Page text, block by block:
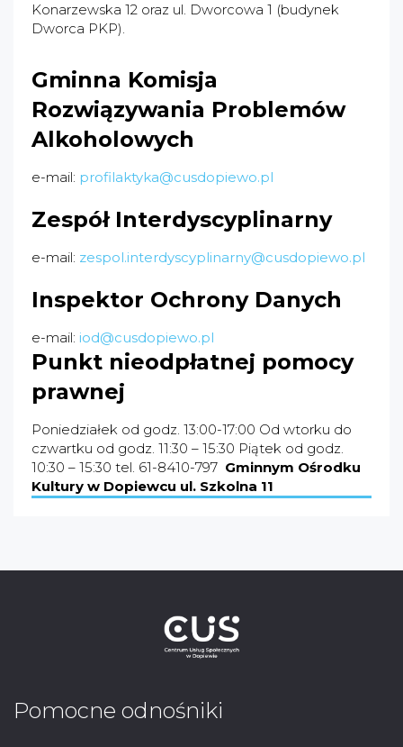
Konarzewska 12 oraz ul. Dworcowa 1 (budynek
Dworca PKP).
Gminna Komisja
Rozwiązywania Problemów
Alkoholowych
e-mail: profilaktyka@cusdopiewo.pl
Zespół Interdyscyplinarny
e-mail: zespol.interdyscyplinarny@cusdopiewo.pl
Inspektor Ochrony Danych
e-mail: iod@cusdopiewo.pl
Punkt nieodpłatnej pomocy
prawnej
Poniedziałek od godz. 13:00-17:00 Od wtorku do
czwartku od godz. 11:30 – 15:30 Piątek od godz.
10:30 – 15:30 tel. 61-8410-797 Gminnym Ośrodku
Kultury w Dopiewcu ul. Szkolna 11
Pomocne odnośniki